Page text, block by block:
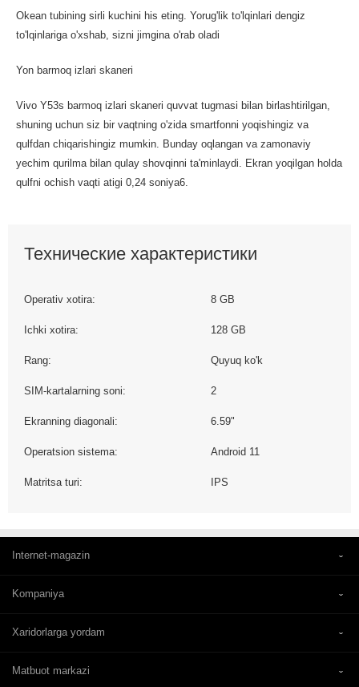
Okean tubining sirli kuchini his eting. Yorug'lik to'lqinlari dengiz
to'lqinlariga o'xshab, sizni jimgina o'rab oladi
Yon barmoq izlari skaneri
Vivo Y53s barmoq izlari skaneri quvvat tugmasi bilan birlashtirilgan,
shuning uchun siz bir vaqtning o'zida smartfonni yoqishingiz va
qulfdan chiqarishingiz mumkin. Bunday oqlangan va zamonaviy
yechim qurilma bilan qulay shovqinni ta'minlaydi. Ekran yoqilgan holda
qulfni ochish vaqti atigi 0,24 soniya6.
Технические характеристики
Operativ xotira: 8 GB
Ichki xotira: 128 GB
Rang: Quyuq ko'k
SIM-kartalarning soni: 2
Ekranning diagonali: 6.59"
Operatsion sistema: Android 11
Matritsa turi: IPS
Internet-magazin
Kompaniya
Xaridorlarga yordam
Matbuot markazi